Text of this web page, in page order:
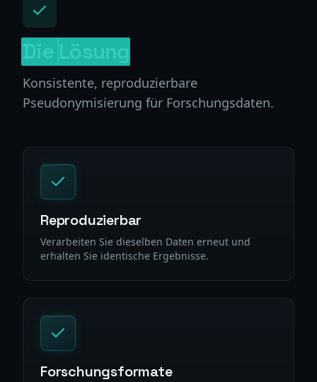
Konsistente, reproduzierbare
Pseudonymisierung für Forschungsdaten.
Reproduzierbar
Verarbeiten Sie dieselben Daten erneut und
erhalten Sie identische Ergebnisse.
Forschungsformate